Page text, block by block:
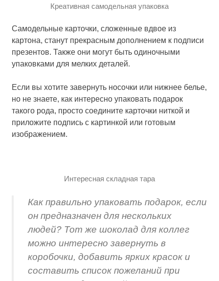
Креативная самодельная упаковка
Самодельные карточки, сложенные вдвое из
картона, станут прекрасным дополнением к подписи
презентов. Также они могут быть одиночными
упаковками для мелких деталей.
Если вы хотите завернуть носочки или нижнее белье,
но не знаете, как интересно упаковать подарок
такого рода, просто соедините карточки ниткой и
приложите подпись с картинкой или готовым
изображением.
Интересная складная тара
Как правильно упаковать подарок, если
он предназначен для нескольких
людей? Тот же шоколад для коллег
можно интересно завернуть в
коробочки, добавить ярких красок и
составить список пожеланий при